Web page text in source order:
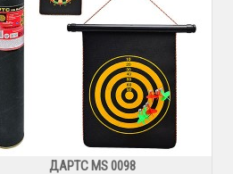
ДАРТС МS 0098